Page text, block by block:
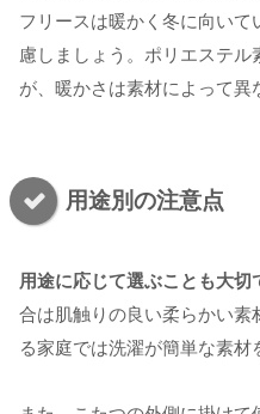
フリースは暖かく冬に向い
慮しましょう。ポリエステ
が、暖かさは素材によって異
用途別の注意点
用途に応じて選ぶことも大切
合は肌触りの良い柔らかい素
る家庭では洗濯が簡単な素材